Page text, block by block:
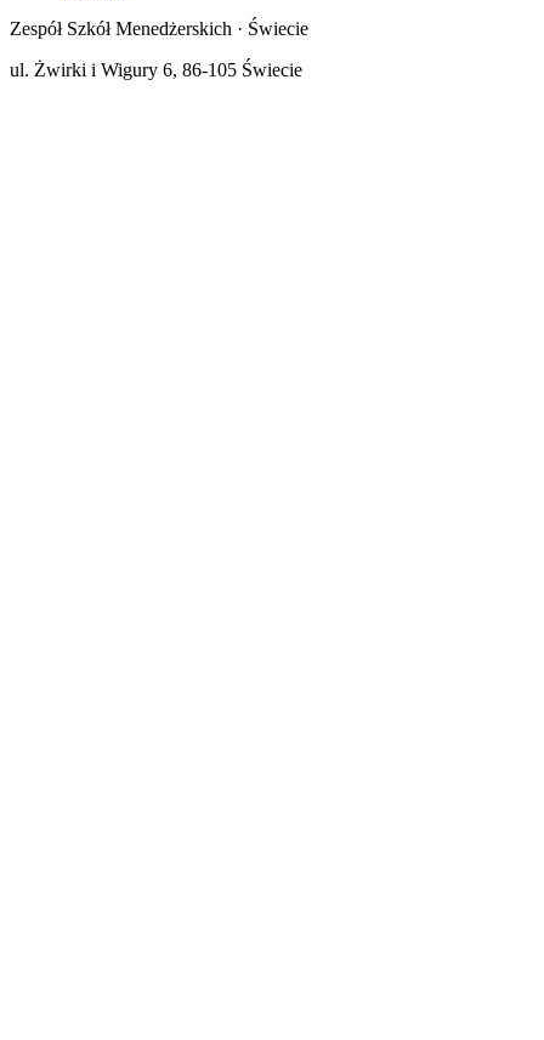
Zespół Szkół Menedżerskich · Świecie
ul. Żwirki i Wigury 6, 86-105 Świecie